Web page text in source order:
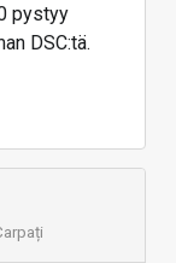
pystyy
DSC:tä.